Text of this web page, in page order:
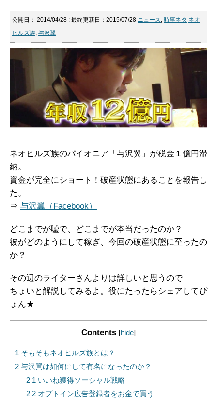
公開日： 2014/04/28 : 最終更新日：2015/07/28 ニュース, 時事ネタ ネオ
ヒルズ族, 与沢翼
ネオヒルズ族のパイオニア「与沢翼」が税金１億円滞
納。
資金が完全にショート！破産状態にあることを報告し
た。
⇒ 与沢翼（Facebook）
どこまでが嘘で、どこまでが本当だったのか？
彼がどのようにして稼ぎ、今回の破産状態に至ったの
か？
その辺のライターさんよりは詳しいと思うので
ちょいと解説してみるよ。役にたったらシェアしてぴ
ょん★
Contents [hide]
1 そもそもネオヒルズ族とは？
2 与沢翼は如何にして有名になったのか？
2.1 いいね獲得ソーシャル戦略
2.2オプトイン広告登録者をお金で買う